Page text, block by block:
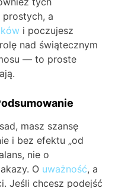
a
i poczujesz
nad świątecznym
— to proste
masz szansę
i bez efektu „od
nie o
O uważność, a
Jeśli chcesz podejść